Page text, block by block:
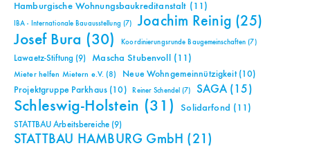
Hamburgische Wohnungsbaukreditanstalt (11)
IBA - Internationale Bauausstellung (7) Joachim Reinig (25)
Josef Bura (30) Koordinierungsrunde Baugemeinschaften (7)
Lawaetz-Stiftung (9) Mascha Stubenvoll (11)
Mieter helfen Mietern e.V. (8) Neue Wohngemeinnützigkeit(10)
Projektgruppe Parkhaus (10) Reiner Schendel (7) SAGA(15)
Schleswig-Holstein (31) Solidarfond (11)
STATTBAU Arbeitsbereiche (9)
STATTBAU HAMBURG GmbH (21)